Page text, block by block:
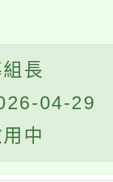
長
04-29
中